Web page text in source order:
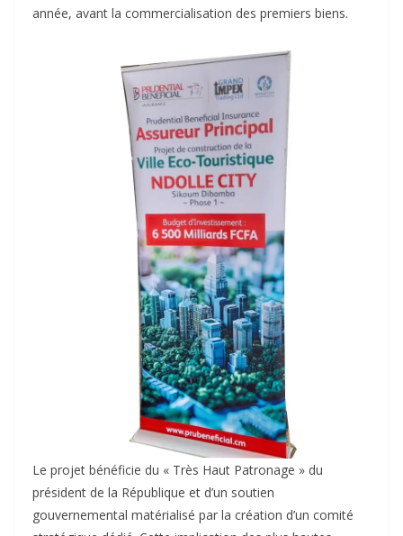
année, avant la commercialisation des premiers biens.
Le projet bénéficie du « Très Haut Patronage » du
président de la République et d’un soutien
gouvernemental matérialisé par la création d’un comité